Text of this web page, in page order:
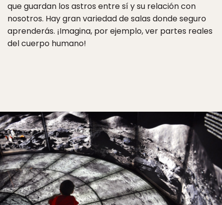
que guardan los astros entre sí y su relación con
nosotros. Hay gran variedad de salas donde seguro
aprenderás. ¡Imagina, por ejemplo, ver partes reales
del cuerpo humano!